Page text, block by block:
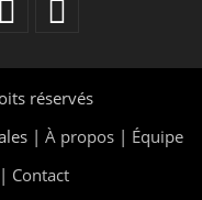
réservés
| À propos | Équipe
Contact